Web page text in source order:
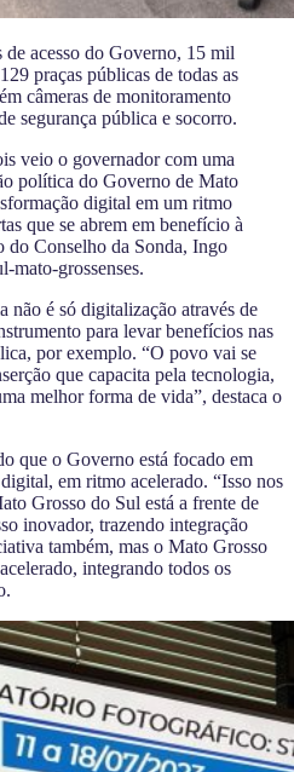
acesso do Governo, 15 mil
praças públicas de todas as
câmeras de monitoramento
segurança pública e socorro.
veio o governador com uma
política do Governo de Mato
digital em um ritmo
que se abrem em benefício à
do Conselho da Sonda, Ingo
mato-grossenses.
não é só digitalização através de
para levar benefícios nas
por exemplo. “O povo vai se
que capacita pela tecnologia,
melhor forma de vida”, destaca o
que o Governo está focado em
em ritmo acelerado. “Isso nos
Grosso do Sul está a frente de
inovador, trazendo integração
também, mas o Mato Grosso
integrando todos os